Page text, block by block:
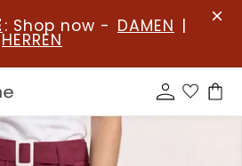
: Shop now - DAMEN |
HERREN